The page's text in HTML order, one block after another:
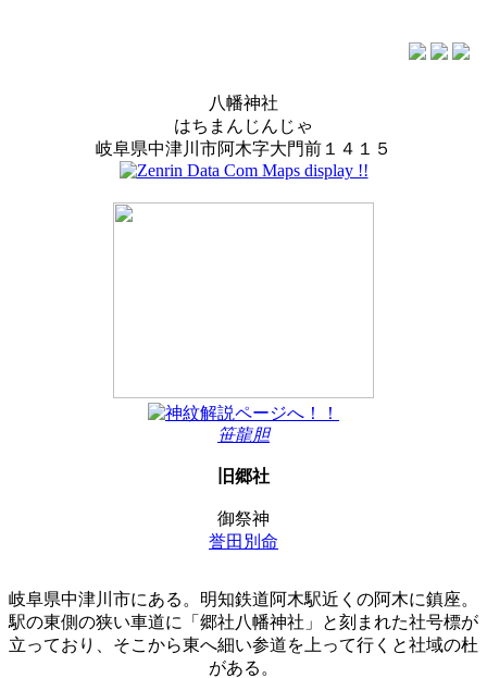
八幡神社
はちまんじんじゃ
岐阜県中津川市阿木字大門前１４１５
笹龍胆
旧郷社
御祭神
誉田別命
岐阜県中津川市にある。明知鉄道阿木駅近くの阿木に鎮座。
駅の東側の狭い車道に「郷社八幡神社」と刻まれた社号標が
立っており、そこから東へ細い参道を上って行くと社域の杜
がある。